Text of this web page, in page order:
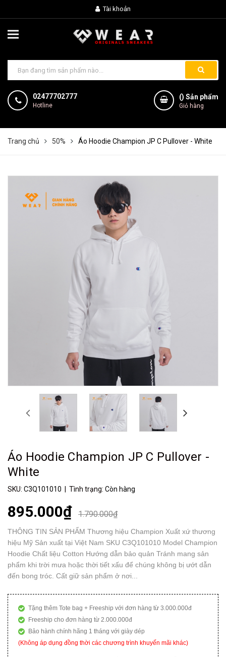
Tài khoản
02477702777
Hotline
() Sản phẩm
Giỏ hàng
Trang chủ 50% Áo Hoodie Champion JP C Pullover - White
Áo Hoodie Champion JP C Pullover -
White
SKU: C3Q101010 | Tình trạng: Còn hàng
895.000₫ 1.790.000₫
THÔNG TIN SẢN PHẨM Thương hiệu Champion Xuất xứ thương
hiệu Mỹ Sản xuất tại Việt Nam SKU C3Q101010 Model Champion
Hoodie Chất liệu Cotton Hướng dẫn bảo quản Tránh mang sản
phẩm khi trời mưa hoặc thời tiết xấu để chúng không bị ướt dẫn
đến bong tróc. Cất giữ sản phẩm ở nơi...
Tặng thêm Tote bag + Freeship với đơn hàng từ 3.000.000đ
Freeship cho đơn hàng từ 2.000.000đ
Bảo hành chính hãng 1 tháng với giày dép
(Không áp dụng đồng thời các chương trình khuyến mãi khác)